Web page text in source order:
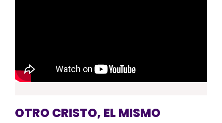
OTRO CRISTO, EL MISMO